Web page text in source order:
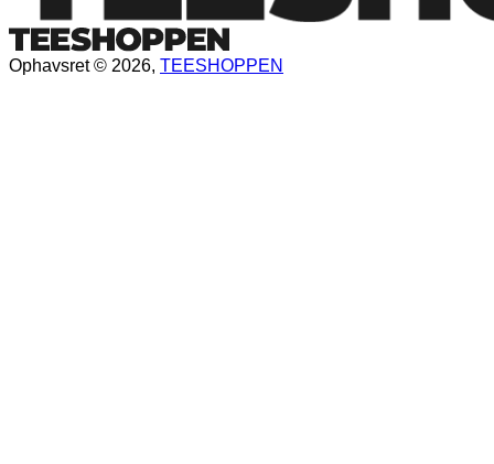
Ophavsret © 2026, TEESHOPPEN